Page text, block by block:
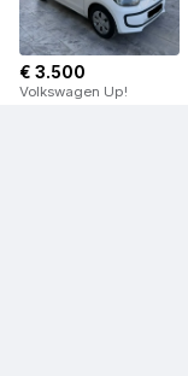
€ 3.500
Volkswagen Up!